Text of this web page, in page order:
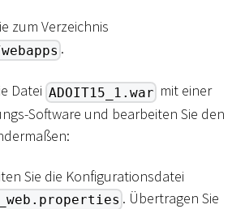
zum Verzeichnis
.
Datei ADOIT15_1.war mit einer
Software und bearbeiten Sie den
Sie die Konfigurationsdatei
. Übertragen Sie